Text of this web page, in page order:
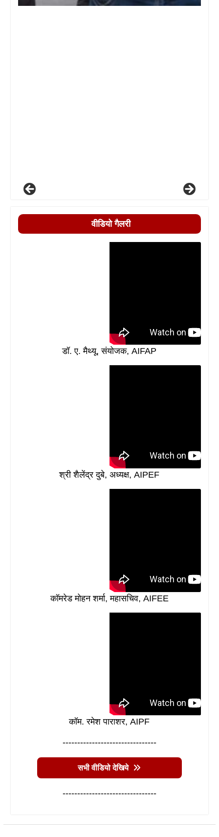
वीडियो गैलरी
डॉ. ए. मैथ्यू, संयोजक, AIFAP
श्री शैलेंद्र दुबे, अध्यक्ष, AIPEF
कॉमरेड मोहन शर्मा, महासचिव, AIFEE
कॉम. रमेश पाराशर, AIPF
--------------------------------
सभी वीडियो देखिये
--------------------------------